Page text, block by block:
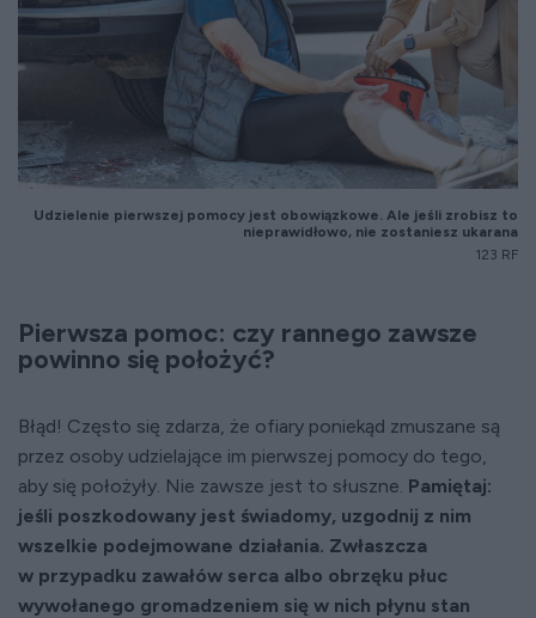
Udzielenie pierwszej pomocy jest obowiązkowe. Ale jeśli zrobisz to
nieprawidłowo, nie zostaniesz ukarana
123 RF
Pierwsza pomoc: czy rannego zawsze
powinno się położyć?
Błąd! Często się zdarza, że ofiary poniekąd zmuszane są
przez osoby udzielające im pierwszej pomocy do tego,
aby się położyły. Nie zawsze jest to słuszne. Pamiętaj:
jeśli poszkodowany jest świadomy, uzgodnij z nim
wszelkie podejmowane działania. Zwłaszcza
w przypadku zawałów serca albo obrzęku płuc
wywołanego gromadzeniem się w nich płynu stan